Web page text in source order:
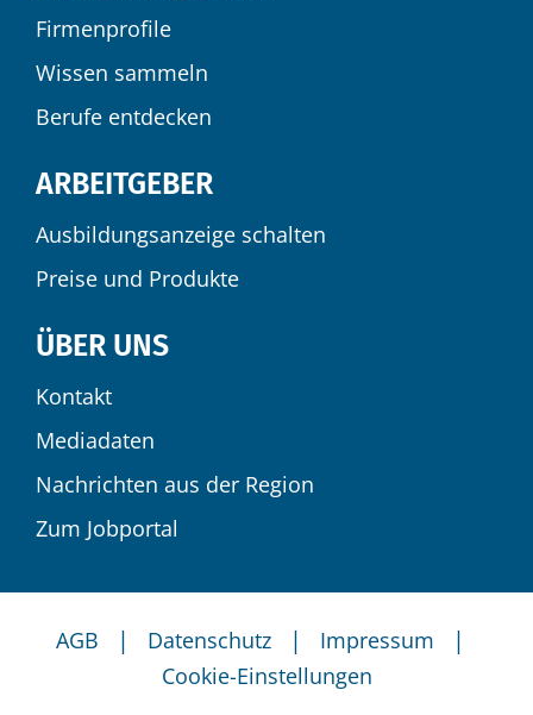
Firmenprofile
Wissen sammeln
Berufe entdecken
ARBEITGEBER
Ausbildungsanzeige schalten
Preise und Produkte
ÜBER UNS
Kontakt
Mediadaten
Nachrichten aus der Region
Zum Jobportal
AGB | Datenschutz | Impressum |
Cookie-Einstellungen